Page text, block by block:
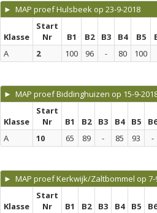
► MAP proef Hulsbeek op 23-9-2018
Klasse
Start
Nr
B1 B2 B3 B4 B5
A
2 100 96 - 80 100
► MAP proef Biddinghuizen op 15-9-
Klasse
Start
Nr
B1 B2 B3 B4 B5 B6
A
10 65 89 - 85 93 -
► MAP proef Kerkwijk/Zaltbommel op 7-
Klasse
Start
Nr
B1 B2 B3 B4 B5 B6